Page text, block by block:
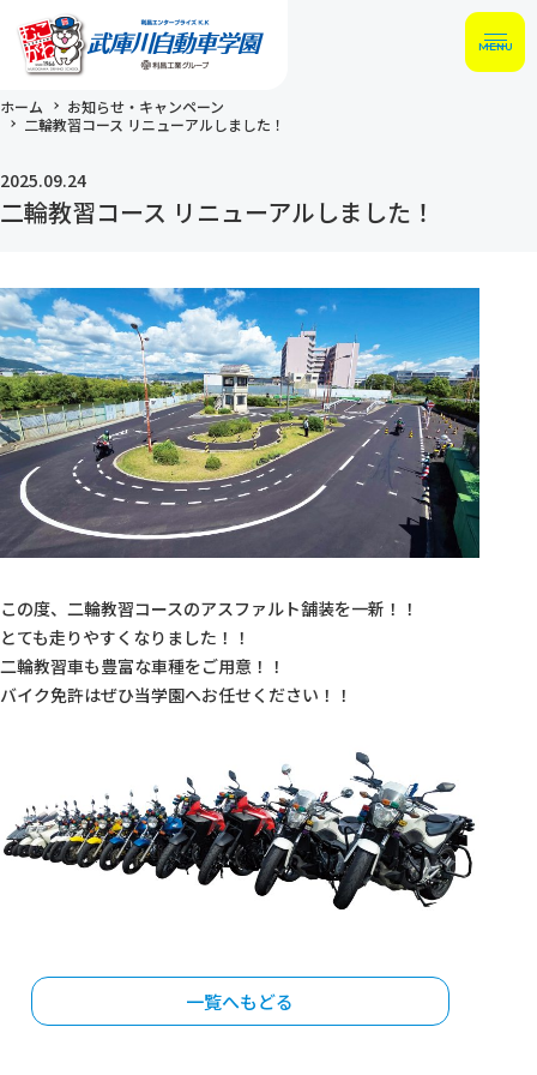
MENU
ホーム
お知らせ・キャンペーン
二輪教習コース リニューアルしました！
2025.09.24
二輪教習コース リニューアルしました！
この度、二輪教習コースのアスファルト舗装を一新！！
とても走りやすくなりました！！
二輪教習車も豊富な車種をご用意！！
バイク免許はぜひ当学園へお任せください！！
一覧へもどる